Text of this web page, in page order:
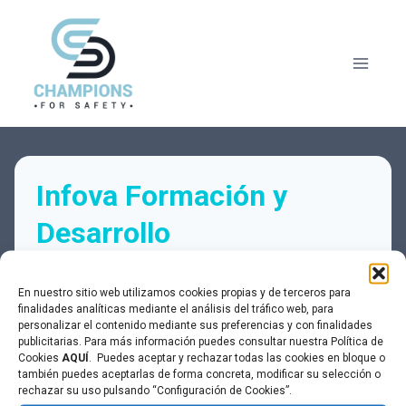
En nuestro sitio web utilizamos cookies propias y de terceros para
finalidades analíticas mediante el análisis del tráfico web, para
personalizar el contenido mediante sus preferencias y con finalidades
publicitarias. Para más información puedes consultar nuestra Política de
Cookies AQUÍ . Puedes aceptar y rechazar todas las cookies en bloque o
también puedes aceptarlas de forma concreta, modificar su selección o
rechazar su uso pulsando “Configuración de Cookies”.
contenido
Infova Formación y
Desarrollo
Estado actual
NO INSCRITO
Precio